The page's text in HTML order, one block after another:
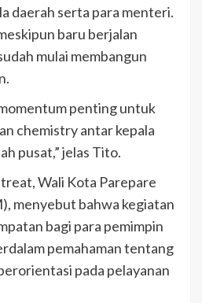
daerah serta para menteri.
baru berjalan
mulai membangun
penting untuk
chemistry antar kepala
pusat,” jelas Tito.
Wali Kota Parepare
menyebut bahwa kegiatan
bagi para pemimpin
pemahaman tentang
pada pelayanan